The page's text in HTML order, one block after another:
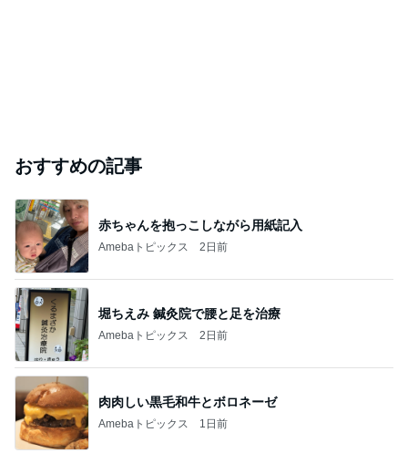
おすすめの記事
赤ちゃんを抱っこしながら用紙記入
Amebaトピックス 2日前
堀ちえみ 鍼灸院で腰と足を治療
Amebaトピックス 2日前
肉肉しい黒毛和牛とボロネーゼ
Amebaトピックス 1日前